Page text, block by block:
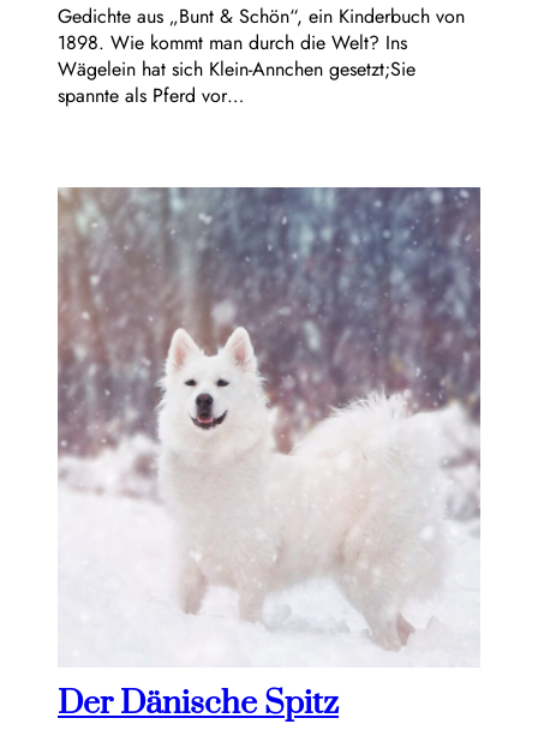
Gedichte aus „Bunt & Schön“, ein Kinderbuch von
1898. Wie kommt man durch die Welt? Ins
Wägelein hat sich Klein-Annchen gesetzt;Sie
spannte als Pferd vor…
Der Dänische Spitz